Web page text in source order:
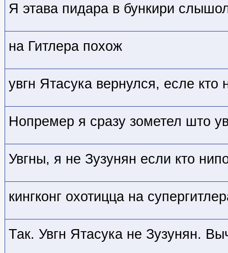
Я этава пидара в бункири
на Гитлера похож
увгн Ятасука вернулся, есле кто
Нопремер я сразу зометел што
Увгны, я не Зузунян если кто
кингконг охотицца на
Так. Увгн Ятасука не Зузунян.